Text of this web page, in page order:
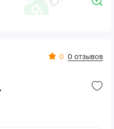
0 0 отзывов